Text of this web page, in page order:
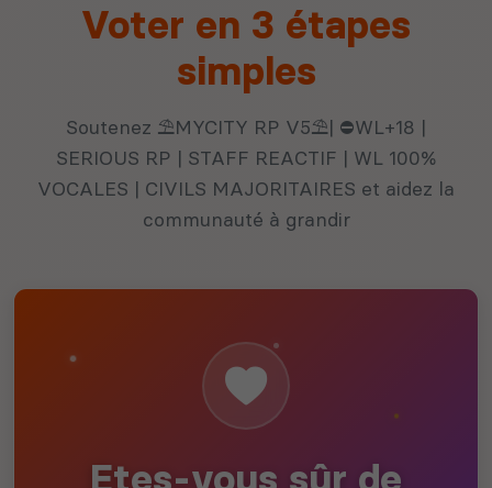
Voter en 3 étapes
simples
Soutenez ⛱️MYCITY RP V5⛱️| ⛔WL+18 |
SERIOUS RP | STAFF REACTIF | WL 100%
VOCALES | CIVILS MAJORITAIRES et aidez la
communauté à grandir